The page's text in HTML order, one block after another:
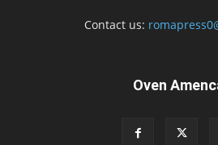
Contact us:
Oven